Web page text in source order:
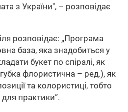
з України", – розповідає
розповідає: „Програма
база, яка знадобиться у
букет по спіралі, як
флористична – ред.), як
та колористиці, тобто
практики”.